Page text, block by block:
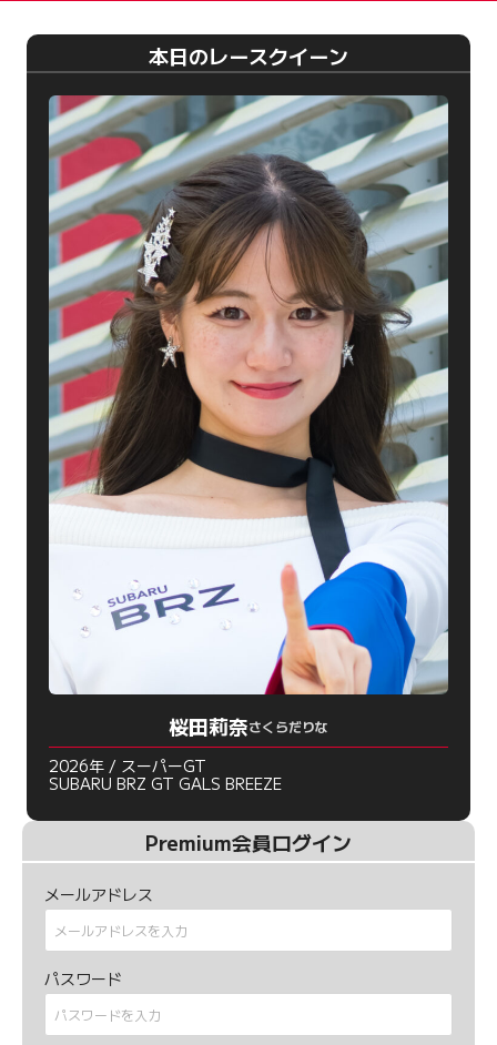
本日のレースクイーン
桜田莉奈さくらだりな
2026年 / スーパーGT
SUBARU BRZ GT GALS BREEZE
Premium会員ログイン
メールアドレス
パスワード